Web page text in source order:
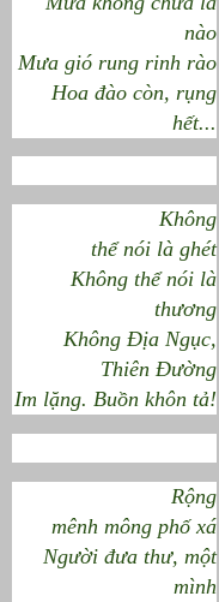
nào
Mưa gió rung rinh rào
Hoa đào còn, rụng
hết...
Không
thể nói là ghét
Không thể nói là
thương
Không Địa Ngục,
Thiên Đường
Im lặng. Buồn khôn tả!
Rộng
mênh mông phố xá
Người đưa thư, một
mình